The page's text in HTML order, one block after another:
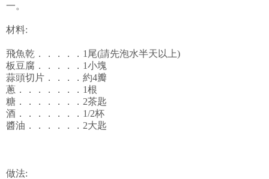
一。
材料:
飛魚乾．．．．．1尾(請先泡水半天以上)
板豆腐．．．．．1小塊
蒜頭切片．．．．約4瓣
蔥．．．．．．．1根
糖．．．．．．．2茶匙
酒．．．．．．．1/2杯
醬油．．．．．．2大匙
做法: